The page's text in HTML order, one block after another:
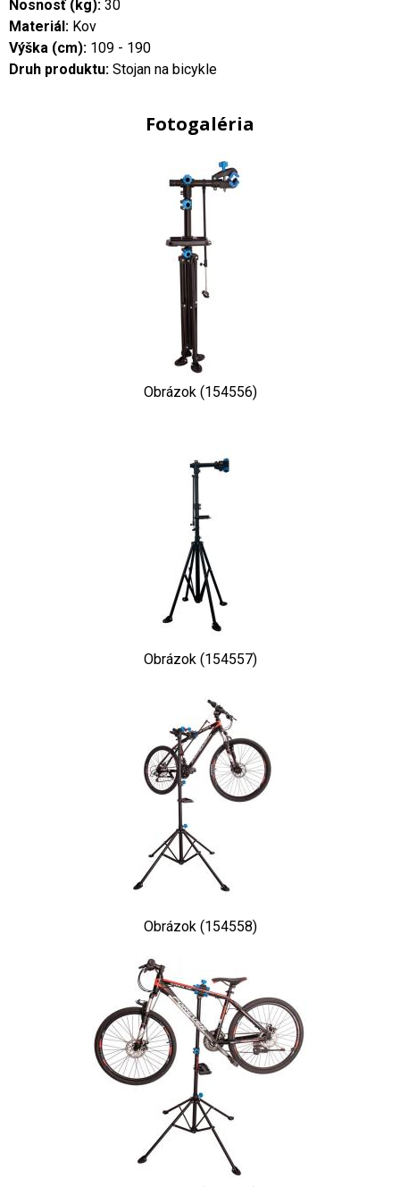
Nosnosť (kg): 30
Materiál: Kov
Výška (cm): 109 - 190
Druh produktu: Stojan na bicykle
Fotogaléria
Obrázok (154556)
Obrázok (154557)
Obrázok (154558)